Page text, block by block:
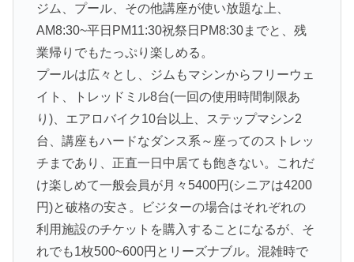
ジム、プール、その他講座が使い放題な上、
AM8:30~平日PM11:30祝祭日PM8:30までと、残
業帰りでもたっぷり楽しめる。
プールは広々とし、ジムもマシンからフリーウェ
イト、トレッドミル8台(一回の使用時間制限あ
り)、エアロバイク10台以上、ステップマシン2
台、講座もハードなダンス系～座ってのストレッ
チまであり、正直一日中居ても飽きない。これだ
け楽しめて一般会員が月々5400円(シニアは4200
円)と破格の安さ。ビジターの場合はそれぞれの
利用施設のチケットを購入することになるが、そ
れでも1枚500~600円とリーズナブル。混雑時で